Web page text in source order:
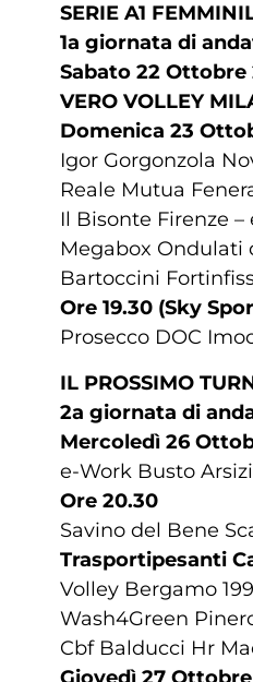
SERIE A1
1a giornata di
Sabato 22 Ottobre
VERO VOLLEY
Domenica 23
Igor Gorgonzola
Reale Mutua
Il Bisonte Firenze
Megabox Ondulati
Bartoccini
Ore 19.30 (Sky
Prosecco DOC
IL PROSSIMO
2a giornata di
Mercoledì 26
e-Work Busto
Ore 20.30
Savino del Bene
Trasportipesanti
Volley Bergamo
Wash4Green
Cbf Balducci Hr